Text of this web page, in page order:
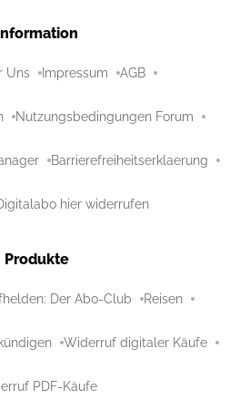
Uns Impressum AGB
Nutzungsbedingungen Forum
Barrierefreiheitserklaerung
hier widerrufen
Produkte
Der Abo-Club Reisen
Widerruf digitaler Käufe
PDF-Käufe